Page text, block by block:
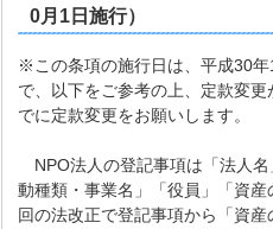
0月1日施行）
※この条項の施行日は、平成30
で、以下をご参考の上、定款変
でに定款変更をお願いします。
NPO法人の登記事項は「法人
動種類・事業名」「役員」「資
回の法改正で登記事項から「資